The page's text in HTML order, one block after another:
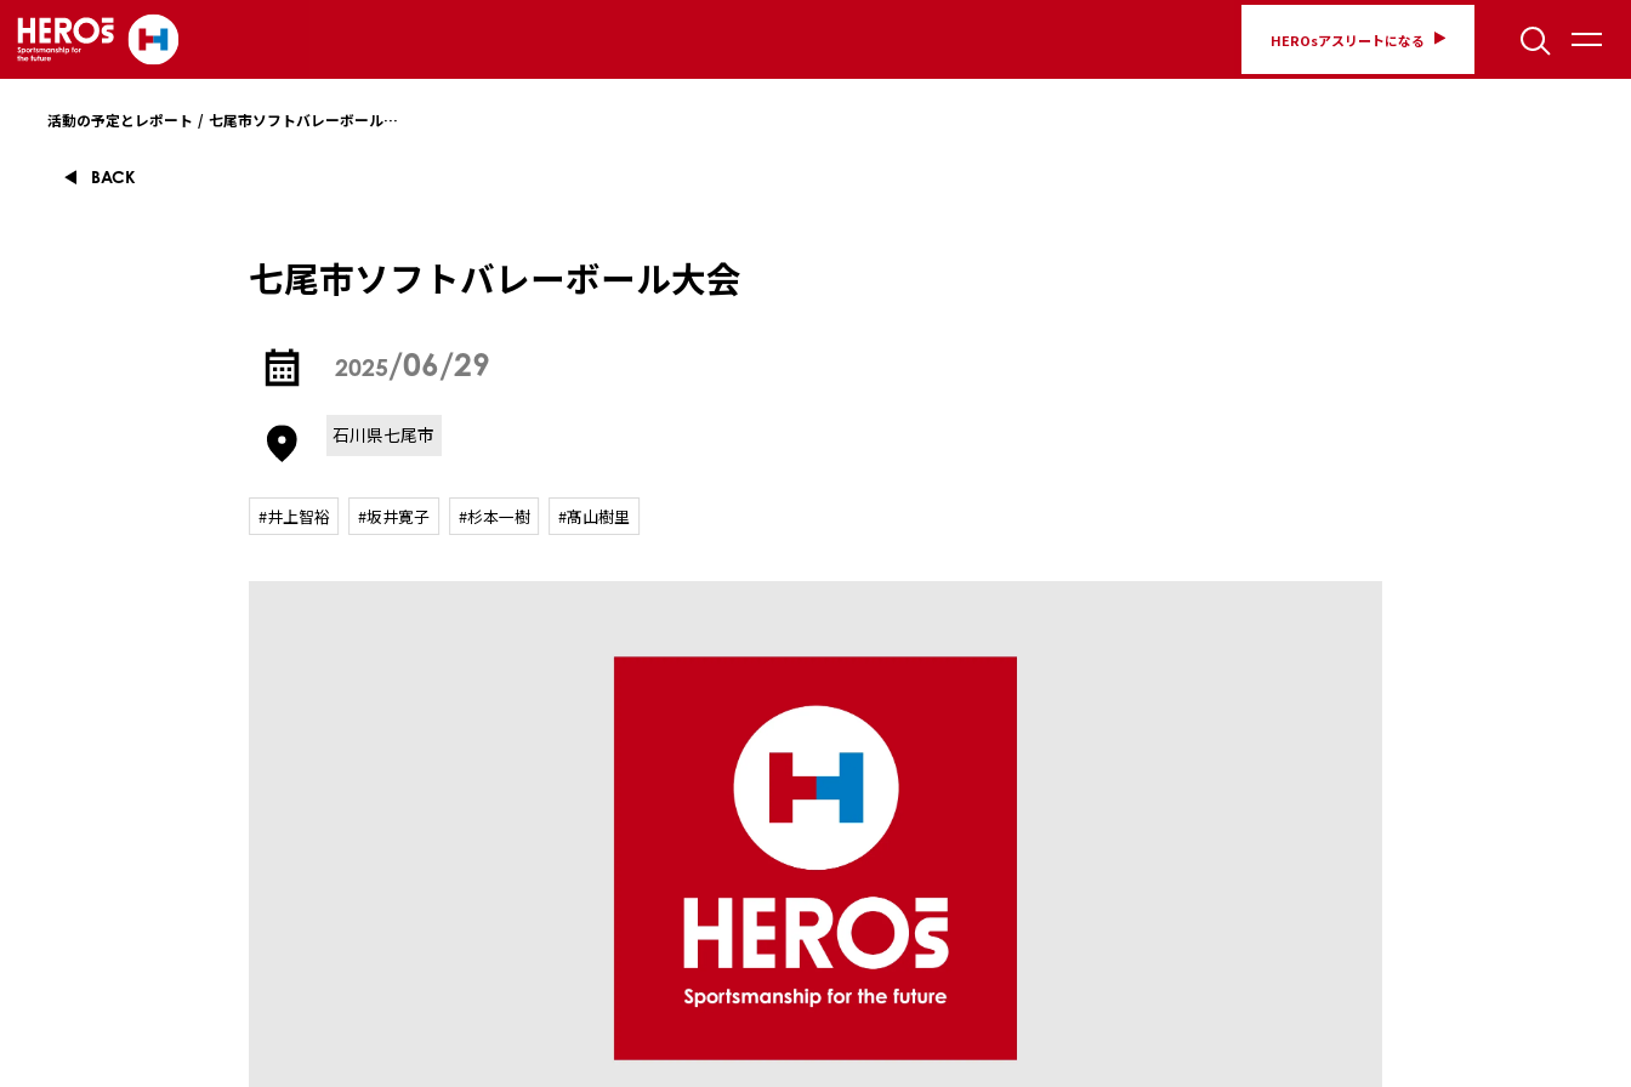
HEROsアスリートになる
活動の予定とレポート 七尾市ソフトバレーボール大会
BACK
七尾市ソフトバレーボール大会
2025/06/29
石川県七尾市
#井上智裕 #坂井寛子 #杉本一樹 #髙山樹里